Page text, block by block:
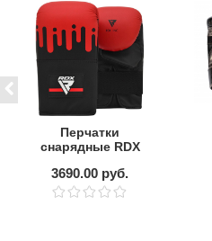
Перчатки
снарядные RDX
BMR-F9RB
3690.00 руб.